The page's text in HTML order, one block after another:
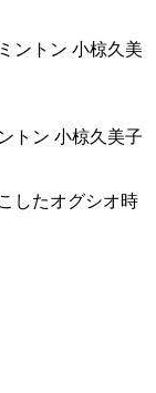
トン 小椋久美子
したオグシオ時